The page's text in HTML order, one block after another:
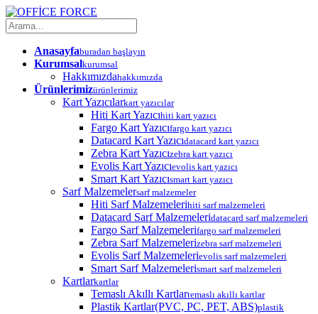
Anasayfaburadan başlayın
Kurumsalkurumsal
Hakkımızdahakkımızda
Ürünlerimizürünlerimiz
Kart Yazıcılarkart yazıcılar
Hiti Kart Yazıcıhiti kart yazıcı
Fargo Kart Yazıcıfargo kart yazıcı
Datacard Kart Yazıcıdatacard kart yazıcı
Zebra Kart Yazıcızebra kart yazıcı
Evolis Kart Yazıcıevolis kart yazıcı
Smart Kart Yazıcısmart kart yazıcı
Sarf Malzemelersarf malzemeler
Hiti Sarf Malzemelerihiti sarf malzemeleri
Datacard Sarf Malzemeleridatacard sarf malzemeleri
Fargo Sarf Malzemelerifargo sarf malzemeleri
Zebra Sarf Malzemelerizebra sarf malzemeleri
Evolis Sarf Malzemelerievolis sarf malzemeleri
Smart Sarf Malzemelerismart sarf malzemeleri
Kartlarkartlar
Temaslı Akıllı Kartlartemaslı akıllı kartlar
Plastik Kartlar(PVC, PC, PET, ABS)plastik